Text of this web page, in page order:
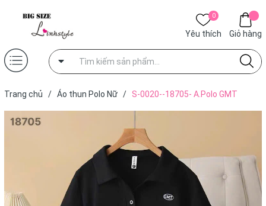
0
Yêu thích Giỏ hàng
Trang chủ / Áo thun Polo Nữ /
S-0020--18705- A.Polo GMT